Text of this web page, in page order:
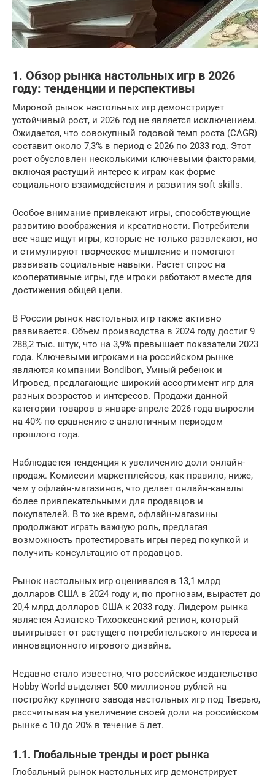
1. Обзор рынка настольных игр в 2026
году: тенденции и перспективы
Мировой рынок настольных игр демонстрирует
устойчивый рост, и 2026 год не является исключением.
Ожидается, что совокупный годовой темп роста (CAGR)
составит около 7,3% в период с 2026 по 2033 год. Этот
рост обусловлен несколькими ключевыми факторами,
включая растущий интерес к играм как форме
социального взаимодействия и развития soft skills.
Особое внимание привлекают игры, способствующие
развитию воображения и креативности. Потребители
все чаще ищут игры, которые не только развлекают, но
и стимулируют творческое мышление и помогают
развивать социальные навыки. Растет спрос на
кооперативные игры, где игроки работают вместе для
достижения общей цели.
В России рынок настольных игр также активно
развивается. Объем производства в 2024 году достиг 9
288,2 тыс. штук, что на 3,9% превышает показатели 2023
года. Ключевыми игроками на российском рынке
являются компании Bondibon, Умный ребенок и
Игровед, предлагающие широкий ассортимент игр для
разных возрастов и интересов. Продажи данной
категории товаров в январе-апреле 2026 года выросли
на 40% по сравнению с аналогичным периодом
прошлого года.
Наблюдается тенденция к увеличению доли онлайн-
продаж. Комиссии маркетплейсов, как правило, ниже,
чем у офлайн-магазинов, что делает онлайн-каналы
более привлекательными для продавцов и
покупателей. В то же время, офлайн-магазины
продолжают играть важную роль, предлагая
возможность протестировать игры перед покупкой и
получить консультацию от продавцов.
Рынок настольных игр оценивался в 13,1 млрд
долларов США в 2024 году и, по прогнозам, вырастет до
20,4 млрд долларов США к 2033 году. Лидером рынка
является Азиатско-Тихоокеанский регион, который
выигрывает от растущего потребительского интереса и
инновационного игрового дизайна.
Недавно стало известно, что российское издательство
Hobby World выделяет 500 миллионов рублей на
постройку крупного завода настольных игр под Тверью,
рассчитывая на увеличение своей доли на российском
рынке с 10 до 20% в течение 5 лет.
1.1. Глобальные тренды и рост рынка
Глобальный рынок настольных игр демонстрирует